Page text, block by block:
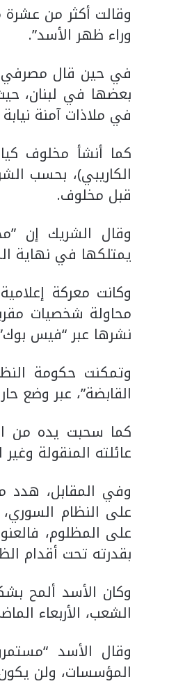
وقالت أكثر من عشرة
وراء ظهر الأسد”.
في حين قال مصرفي
بعضها في لبنان،
في ملاذات آمنة
كما أنشأ مخلوف
الكاريبي)، بحسب
قبل مخلوف.
وقال الشريك إن
يمتلكها في نهاية
وكانت معركة
محاولة شخصيات
نشرها عبر “فيس
وتمكنت حكومة
القابضة”، عبر وضع
كما سحبت يده من
عائلته المنقولة وغير
وفي المقابل، هدد
على النظام
على المظلوم،
بقدرته تحت أقدام
وكان الأسد ألمح
الشعب، الأربعاء
وقال الأسد
المؤسسات، ولن